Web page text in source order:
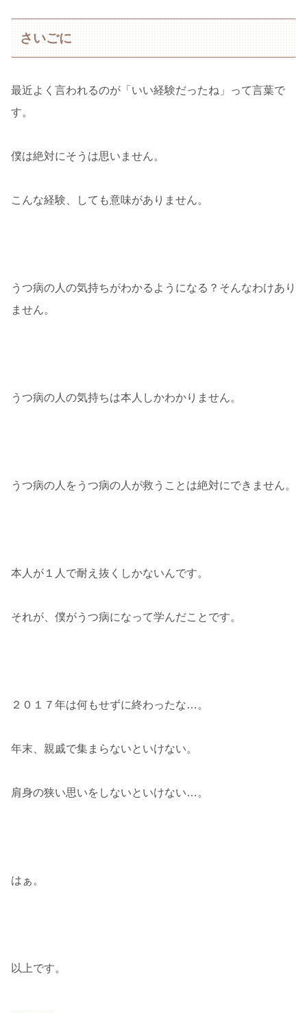
さいごに
最近よく言われるのが「いい経験だったね」って言葉で
す。
僕は絶対にそうは思いません。
こんな経験、しても意味がありません。
うつ病の人の気持ちがわかるようになる？そんなわけあり
ません。
うつ病の人の気持ちは本人しかわかりません。
うつ病の人をうつ病の人が救うことは絶対にできません。
本人が１人で耐え抜くしかないんです。
それが、僕がうつ病になって学んだことです。
２０１７年は何もせずに終わったな…。
年末、親戚で集まらないといけない。
肩身の狭い思いをしないといけない…。
はぁ。
以上です。